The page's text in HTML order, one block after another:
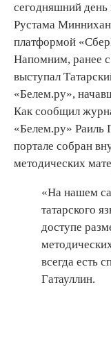
сегодняшний
Рустама
платформой
Напомним, ранее
выступал
«Белем.ру»,
Как сообщил
«Белем.ру» Раиль
портале собран
методических
«На нашем
татарского
доступе
всегда есть
Гатауллин.